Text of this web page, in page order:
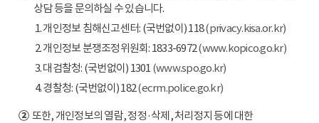
상담 등을 문의하실 수 있습니다.
1. 개인정보 침해신고센터: (국번없이) 118(privacy.kisa.or.kr)
2. 개인정보 분쟁조정위원회: 1833-6972(www.kopico.go.kr)
3. 대검찰청: (국번없이) 1301 (www.spo.go.kr)
4. 경찰청: (국번없이) 182(ecrm.police.go.kr)
②또한, 개인정보의 열람, 정정·삭제, 처리정지 등에 대한